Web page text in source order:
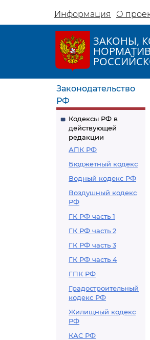
Информация О
ЗАКОНЫ,
Законодательство
РФ
Кодексы РФ в
действующей
редакции
АПК РФ
Бюджетный кодекс
Водный кодекс РФ
Воздушный кодекс
РФ
ГК РФ часть 1
ГК РФ часть 2
ГК РФ часть 3
ГК РФ часть 4
ГПК РФ
Градостроительный
кодекс РФ
Жилищный кодекс
РФ
КАС РФ